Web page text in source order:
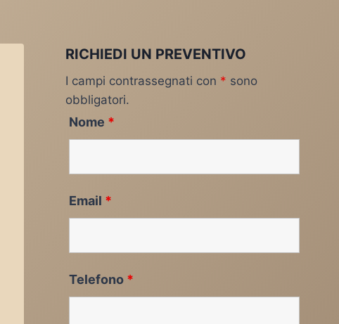
RICHIEDI UN PREVENTIVO
I campi contrassegnati con * sono
obbligatori.
Nome *
Email *
Telefono *